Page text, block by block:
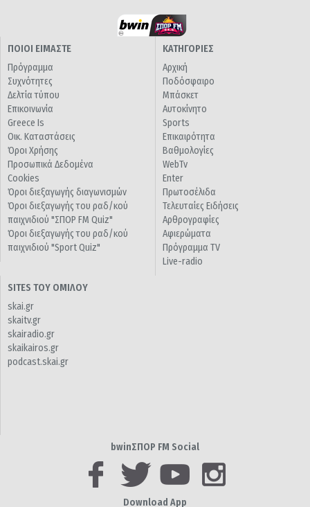
ΠΟΙΟΙ ΕΙΜΑΣΤΕ
Πρόγραμμα
Συχνότητες
Δελτία τύπου
Επικοινωνία
Greece Is
Οικ. Καταστάσεις
Όροι Χρήσης
Προσωπικά Δεδομένα
Cookies
Όροι διεξαγωγής διαγωνισμών
Όροι διεξαγωγής του ραδ/κού
παιχνιδιού "ΣΠΟΡ FM Quiz"
Όροι διεξαγωγής του ραδ/κού
παιχνιδιού "Sport Quiz"
ΚΑΤΗΓΟΡΙΕΣ
Αρχική
Ποδόσφαιρο
Μπάσκετ
Αυτοκίνητο
Sports
Επικαιρότητα
Βαθμολογίες
WebTv
Enter
Πρωτοσέλιδα
Τελευταίες Ειδήσεις
Αρθρογραφίες
Αφιερώματα
Πρόγραμμα TV
Live-radio
SITES ΤΟΥ ΟΜΙΛΟΥ
skai.gr
skaitv.gr
skairadio.gr
skaikairos.gr
podcast.skai.gr
bwinΣΠΟΡ FM Social
Download App